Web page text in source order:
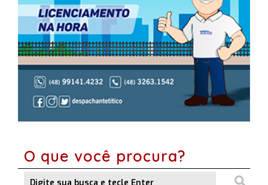
O que você procura?